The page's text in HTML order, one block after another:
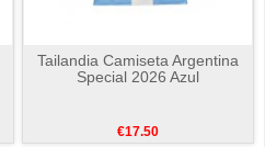
Tailandia Camiseta Argentina
Special 2026 Azul
€17.50